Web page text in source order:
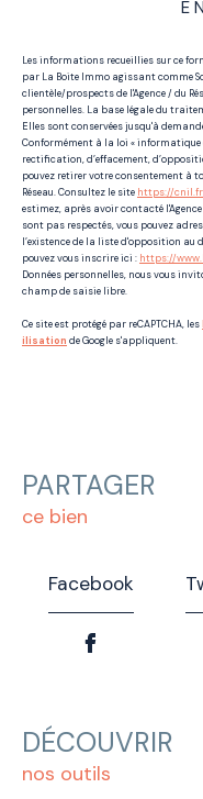
Les informations recueillies sur ce
par La Boite Immo agissant comme
clientèle/prospects de l'Agence / du
personnelles. La base légale du
Elles sont conservées jusqu'à
Conformément à la loi « informatique
rectification, d’effacement,
pouvez retirer votre consentement à
Réseau. Consultez le site https://
estimez, après avoir contacté
sont pas respectés, vous pouvez
l’existence de la liste d'opposition au
pouvez vous inscrire ici : https://
Données personnelles, nous vous
champ de saisie libre.
Ce site est protégé par reCAPTCHA, les
ilisation de Google s'appliquent.
PARTAGER
ce bien
Facebook
DÉCOUVRIR
nos outils